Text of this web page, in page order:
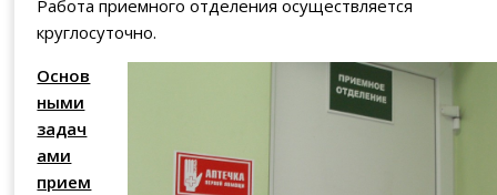
Работа приемного отделения осуществляется
круглосуточно.
Основ
ными
задач
ами
прием